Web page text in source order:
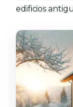
edificios